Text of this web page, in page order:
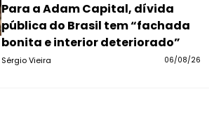
Para a Adam Capital, dívida
pública do Brasil tem “fachada
bonita e interior deteriorado”
Sérgio Vieira 06/08/26